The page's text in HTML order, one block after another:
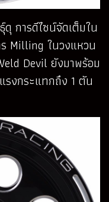
การดีไซน์จัดเต็มใน
Milling ในวงแหวน
Devil ยังมาพร้อม
รงกระแทกถึง 1 ตัน